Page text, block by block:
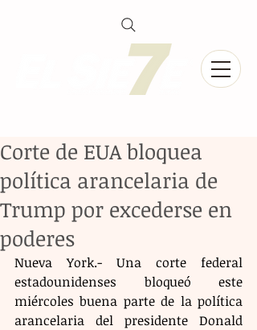
Corte de EUA bloquea
política arancelaria de
Trump por excederse en
poderes
Nueva York.- Una corte federal
estadounidenses bloqueó este
miércoles buena parte de la política
arancelaria del presidente Donald